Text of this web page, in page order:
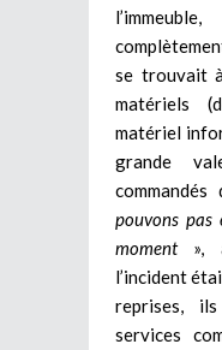
se trouvait
matériels
matériel
grande
commandés
pouvons pas
moment»,
l’incident
reprises,
services